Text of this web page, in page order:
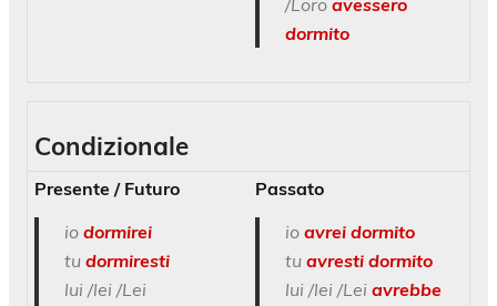
/Loro avessero
dormito
Condizionale
Presente / Futuro
io dormirei
tu dormiresti
lui /lei /Lei
Passato
io avrei dormito
tu avresti dormito
lui /lei /Lei avrebbe